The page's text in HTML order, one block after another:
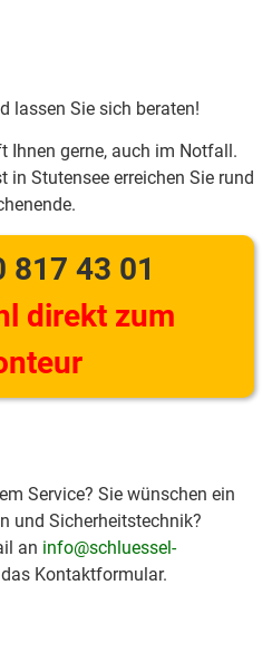
lassen Sie sich beraten!
Ihnen gerne, auch im Notfall.
in Stutensee erreichen Sie rund
817 43 01
direkt zum
Service? Sie wünschen ein
und Sicherheitstechnik?
an info@schluessel-
Kontaktformular.